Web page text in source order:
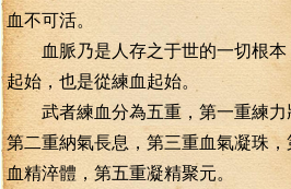
血不可活。
血脈乃是人存之于世的一切根本
起始，也是從練血起始。
武者練血分為五重，第一重練力
第二重納氣長息，第三重血氣凝珠，
血精淬體，第五重凝精聚元。